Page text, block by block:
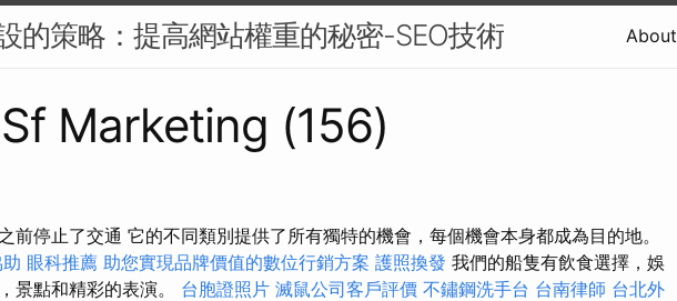
的策略：提高網站權重的秘密-SEO技術 About
Marketing (156)
前停止了交通 它的不同類別提供了所有獨特的機會，每個機會本身都成為目的地。
眼科推薦 助您實現品牌價值的數位行銷方案 護照換發 我們的船隻有飲食選擇，娛
景點和精彩的表演。 台胞證照片 滅鼠公司客戶評價 不鏽鋼洗手台 台南律師 台北外